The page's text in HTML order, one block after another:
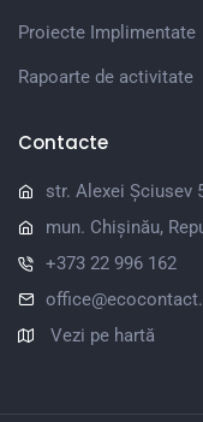
Proiecte Implimentate
Rapoarte de activitate
Contacte
str. Alexei Șciusev
mun. Chișinău,
+373 22 996 162
Vezi pe hartă